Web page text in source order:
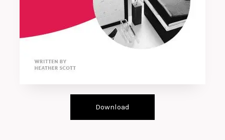
Download